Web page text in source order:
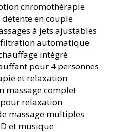
chromothérapie
en couple
à jets ajustables
filtration automatique
intégré
pour 4 personnes
et relaxation
massage complet
relaxation
massage multiples
et musique